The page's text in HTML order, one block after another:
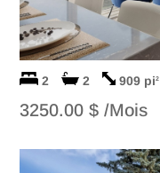
2 2 909 pi2
3250.00 $ /Mois